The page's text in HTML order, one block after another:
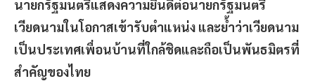
นายกรัฐมนตรีแสดงความยินดีต่อนายกรัฐมนตรี
เวียดนามในโอกาสเข้ารับตำแหน่ง และย้ำว่าเวียดนาม
เป็นประเทศเพื่อนบ้านที่ใกล้ชิดและถือเป็นพันธมิตรที่
สำคัญของไทย